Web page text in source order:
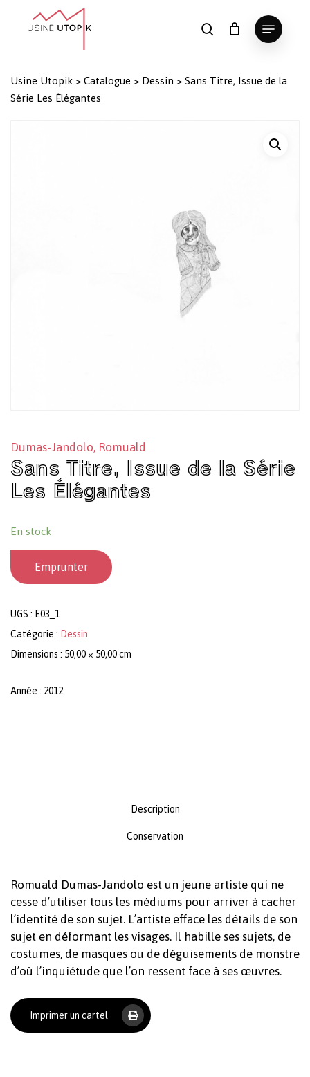
search
Menu
Panier Fermer
le
Votre panier est vide.
Usine Utopik > Catalogue > Dessin > Sans Titre, Issue de la
Série Les Élégantes
Dumas-Jandolo, Romuald
Sans Titre, Issue de la Série
Les Élégantes
En stock
Emprunter
UGS : E03_1
Catégorie : Dessin
Dimensions : 50,00 × 50,00 cm
Année : 2012
Description
Conservation
Romuald Dumas-Jandolo est un jeune artiste qui ne
cesse d’utiliser tous les médiums pour arriver à cacher
l’identité de son sujet. L’artiste efface les détails de son
sujet en déformant les visages. Il habille ses sujets, de
costumes, de masques ou de déguisements de monstre
d’où l’inquiétude que l’on ressent face à ses œuvres.
Imprimer un cartel
Close